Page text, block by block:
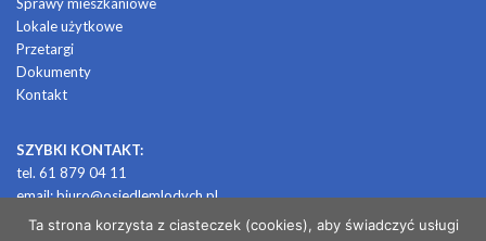
Lokale użytkowe
Przetargi
Dokumenty
Kontakt
SZYBKI KONTAKT:
tel. 61 879 04 11
email:biuro@osiedlemlodych.pl
Ta strona korzysta z ciasteczek (cookies), aby świadczyć usługi